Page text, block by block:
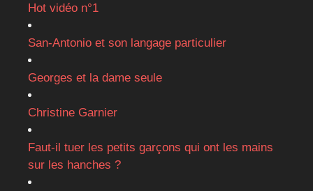
Hot vidéo n°1
San-Antonio et son langage particulier
Georges et la dame seule
Christine Garnier
Faut-il tuer les petits garçons qui ont les mains
sur les hanches ?